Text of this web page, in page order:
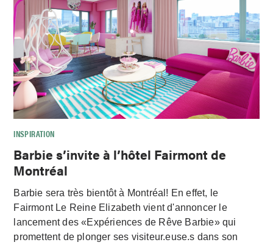
INSPIRATION
Barbie s’invite à l’hôtel Fairmont de
Montréal
Barbie sera très bientôt à Montréal! En effet, le
Fairmont Le Reine Elizabeth vient d'annoncer le
lancement des «Expériences de Rêve Barbie» qui
promettent de plonger ses visiteur.euse.s dans son